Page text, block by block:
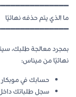
ما الذي يتم حذفه نهائيًا
بمجرد معالجة طلبك،
نهائيًا من ميناس:
حسابك في
سجل طلباتك